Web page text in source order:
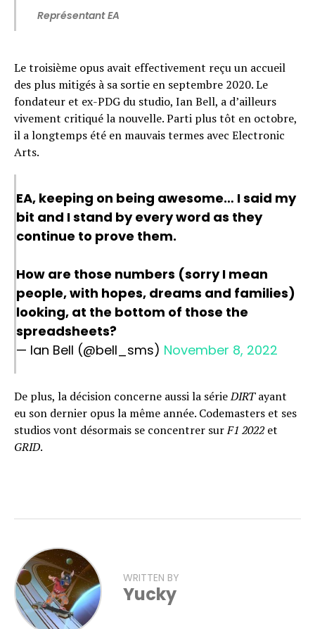
Représentant EA
Le troisième opus avait effectivement reçu un accueil
des plus mitigés à sa sortie en septembre 2020. Le
fondateur et ex-PDG du studio, Ian Bell, a d’ailleurs
vivement critiqué la nouvelle. Parti plus tôt en octobre,
il a longtemps été en mauvais termes avec Electronic
Arts.
EA, keeping on being awesome… I said my
bit and I stand by every word as they
continue to prove them.
How are those numbers (sorry I mean
people, with hopes, dreams and families)
looking, at the bottom of those the
spreadsheets?
— Ian Bell (@bell_sms) November 8, 2022
De plus, la décision concerne aussi la sérieDIRTayant
eu son dernier opus la même année. Codemasters et ses
studios vont désormais se concentrer surF1 2022et
GRID.
WRITTEN BY
Yucky
Whatsapp